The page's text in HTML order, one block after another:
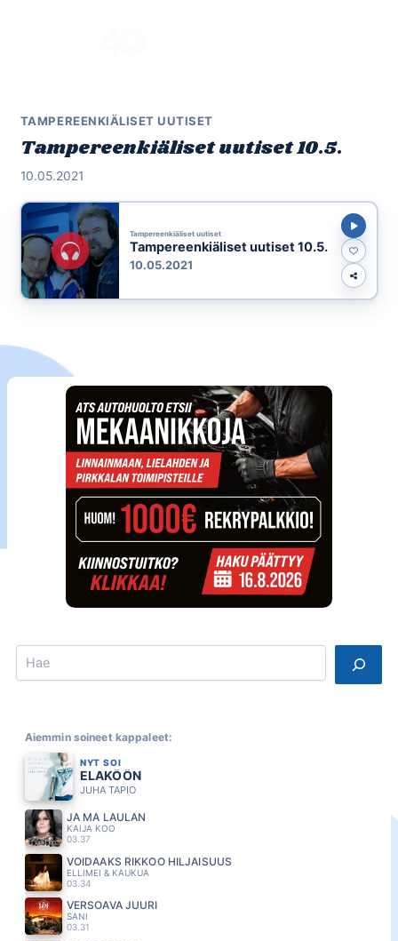
TAMPEREENKIÄLISET UUTISET
Tampereenkiäliset uutiset 10.5.
10.05.2021
Tampereenkiäliset uutiset
Tampereenkiäliset uutiset 10.5.
10.05.2021
Search
Aiemmin soineet kappaleet:
NYT SOI
ELAKÖÖN
JUHA TAPIO
JA MÄ LAULAN
KAIJA KOO
03.37
VOIDAAKS RIKKOO HILJAISUUS
ELLIMEI & KAUKUA
03.34
VERSOAVA JUURI
SANI
03.31